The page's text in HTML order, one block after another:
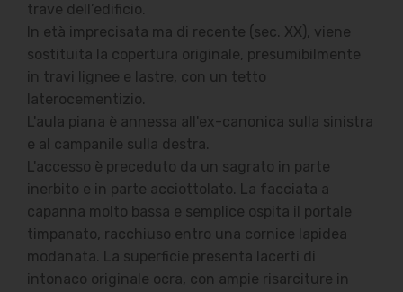
trave dell’edificio.
In età imprecisata ma di recente (sec. XX), viene
sostituita la copertura originale, presumibilmente
in travi lignee e lastre, con un tetto
laterocementizio.
L'aula piana è annessa all'ex-canonica sulla sinistra
e al campanile sulla destra.
L'accesso è preceduto da un sagrato in parte
inerbito e in parte acciottolato. La facciata a
capanna molto bassa e semplice ospita il portale
timpanato, racchiuso entro una cornice lapidea
modanata. La superficie presenta lacerti di
intonaco originale ocra, con ampie risarciture in